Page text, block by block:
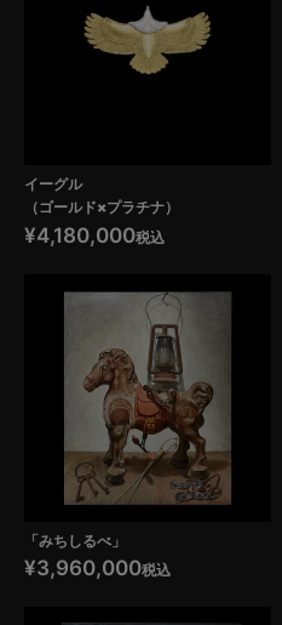
イーグル
（ゴールド×プラチナ）
¥4,180,000税込
「みちしるべ」
¥3,960,000税込